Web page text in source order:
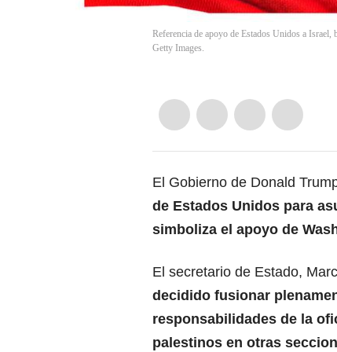
Referencia de apoyo de Estados Unidos a
Getty Images.
El Gobierno de Donald
de Estados Unidos para
simboliza el apoyo de
El secretario de Estado,
decidido fusionar
responsabilidades de la
palestinos en otras